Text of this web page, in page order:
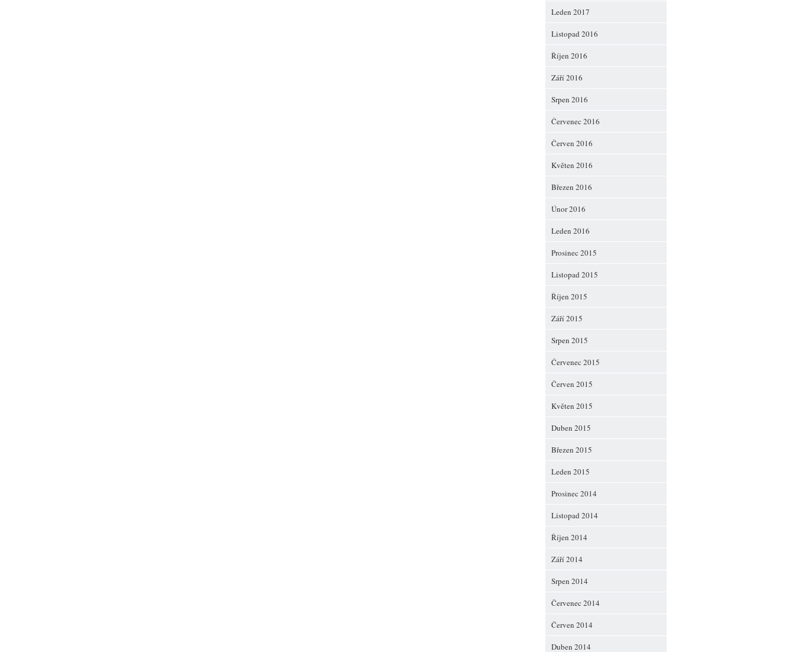
Leden 2017
Listopad 2016
Říjen 2016
Září 2016
Srpen 2016
Červenec 2016
Červen 2016
Květen 2016
Březen 2016
Únor 2016
Leden 2016
Prosinec 2015
Listopad 2015
Říjen 2015
Září 2015
Srpen 2015
Červenec 2015
Červen 2015
Květen 2015
Duben 2015
Březen 2015
Leden 2015
Prosinec 2014
Listopad 2014
Říjen 2014
Září 2014
Srpen 2014
Červenec 2014
Červen 2014
Duben 2014